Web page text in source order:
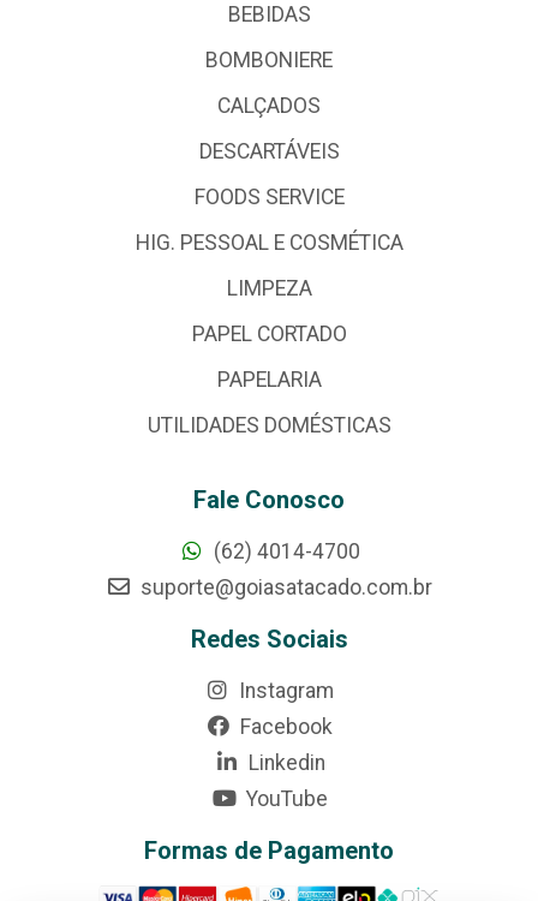
BEBIDAS
BOMBONIERE
CALÇADOS
DESCARTÁVEIS
FOODS SERVICE
HIG. PESSOAL E COSMÉTICA
LIMPEZA
PAPEL CORTADO
PAPELARIA
UTILIDADES DOMÉSTICAS
Fale Conosco
(62) 4014-4700
suporte@goiasatacado.com.br
Redes Sociais
Instagram
Facebook
Linkedin
YouTube
Formas de Pagamento